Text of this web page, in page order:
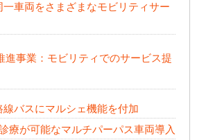
車両をさまざまなモビリティサー
進事業：モビリティでのサービス提
バスにマルシェ機能を付加
療が可能なマルチパーパス車両導入